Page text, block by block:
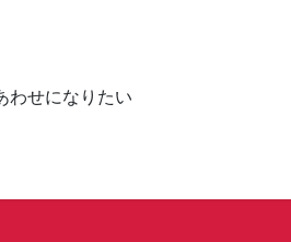
わせになりたい